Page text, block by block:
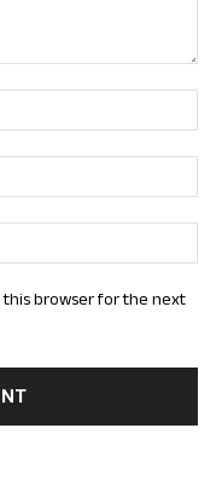
this browser for the next